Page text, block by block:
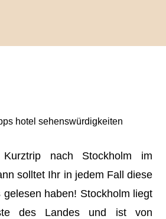
Tipps für
nach Stockholm im
solltet Ihr in jedem Fall diese
gelesen haben! Stockholm liegt
des Landes und ist von